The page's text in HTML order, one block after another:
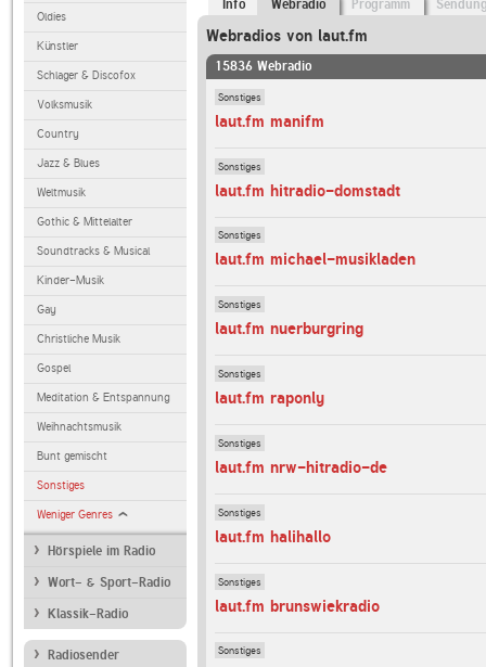
Oldies
Künstler
Schlager & Discofox
Volksmusik
Country
Jazz & Blues
Weltmusik
Gothic & Mittelalter
Soundtracks & Musical
Kinder-Musik
Gay
Christliche Musik
Gospel
Meditation & Entspannung
Weihnachtsmusik
Bunt gemischt
Sonstiges
Weniger Genres
Hörspiele im Radio
Wort- & Sport-Radio
Klassik-Radio
Radiosender
Info Webradio Programm
Webradios von laut.fm
15836 Webradio
Sonstiges
laut.fm manifm
Sonstiges
laut.fm hitradio-domstadt
Sonstiges
laut.fm michael-musikladen
Sonstiges
laut.fm nuerburgring
Sonstiges
laut.fm raponly
Sonstiges
laut.fm nrw-hitradio-de
Sonstiges
laut.fm halihallo
Sonstiges
laut.fm brunswiekradio
Sonstiges